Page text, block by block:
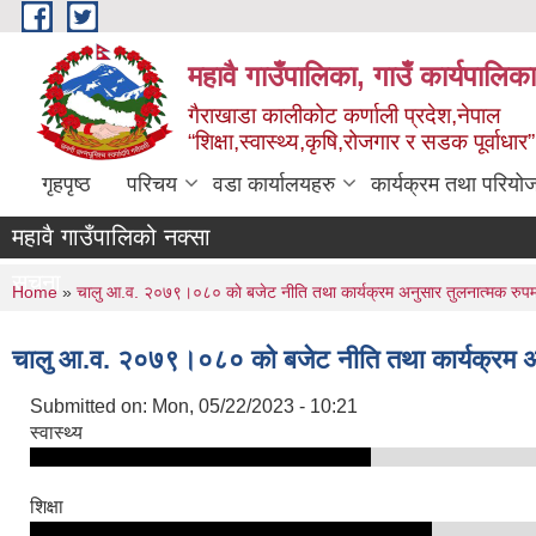
Skip to main content
महावै गाउँपालिका, गाउँ
गैराखाडा कालीकोट कर्णाली प्रदेश,नेपाल
“शिक्षा,स्वास्थ्य,कृषि,रोजगार र सडक
गृहपृष्ठ परिचय वडा कार्यालयहरु कार्यक्रम तथा
महावै गाउँपालिको नक्सा
सूचना
You are here
Home » चालु आ‍.व. २०७९।०८० काे बजेट नीति तथा कार्यक्रम अनुसार तुलनात्मक रुपमा
चालु आ‍.व. २०७९।०८० काे बजेट नीति तथा कार्यक्रम
Submitted on: Mon, 05/22/2023 - 10:21
स्वास्थ्य
शिक्षा